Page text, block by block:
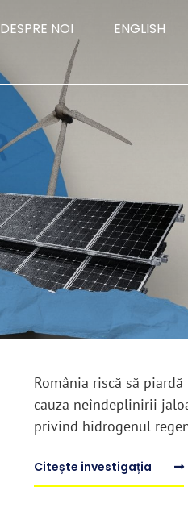
DESPRE NOI ENGLISH
România riscă să
cauza neîndeplinirii
privind hidrogenul
Citește investigația